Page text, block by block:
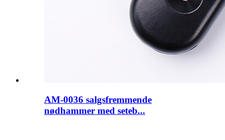
AM-0036 salgsfremmende
nødhammer med seteb...